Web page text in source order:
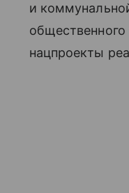
и
общественного
нацпроекты